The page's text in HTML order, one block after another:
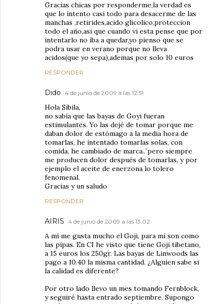
Gracias chicas por responderme,la verdad es
que lo intento casi todo para desacerme de las
manchas ,retirides,acido glicolico,proteccion
todo el año,asi que cuando vi esta pense que por
intentarlo no iba a quedar,yo pienso que se
podra usar en verano porque no lleva
acidos(que yo sepa),ademas por solo 10 euros
RESPONDER
Dido 4 de junio de 2009 a las 12:51
Hola Sibila,
no sabía que las bayas de Goyi fueran
estimulantes. Yo las dejé de tomar porque me
daban dolor de estómago a la media hora de
tomarlas, he intentado tomarlas solas, con
comida, he cambiado de marca..`pero siempre
me producen dolor después de tomarlas, y por
ejemplo el aceite de enerzona lo tolero
fenomenal.
Gracias y un saludo
RESPONDER
AIRIS 4 de junio de 2009 a las 13:02
A mí me gusta mucho el Goji, para mí son como
las pipas. En CI he visto que tiene Goji tibetano,
a 15 euros los 250gr. Las bayas de Linwoods las
pago a 10.40 la misma cantidad. ¿Alguien sabe si
la calidad es diferente?
Por otro lado llevo un mes tomando Fernblock,
y seguiré hasta entrado septiembre. Supongo